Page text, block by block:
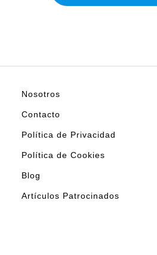
Nosotros
Contacto
Política de Privacidad
Política de Cookies
Blog
Artículos Patrocinados